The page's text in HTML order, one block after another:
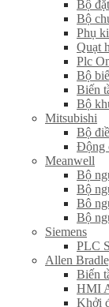
Bộ
Bộ
Phụ
Quạt
Plc
Bộ
Biến
Bộ
Mitsubishi
Bộ
Động
Meanwell
Bộ
Bộ
Bô
Bộ
Siemens
PLC
Allen
Biến
HMI
Khởi